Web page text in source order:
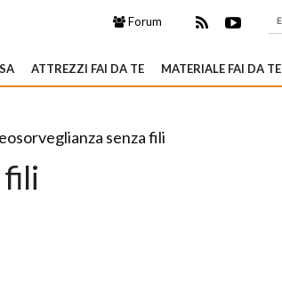
Forum
ATTREZZI FAI DA TE MATERIALE FAI DA TE
senza fili
fili